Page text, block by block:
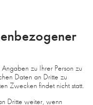
zu Ihrer Person zu
Daten an Dritte zu
Zwecken findet nicht statt.
Dritte weiter, wenn